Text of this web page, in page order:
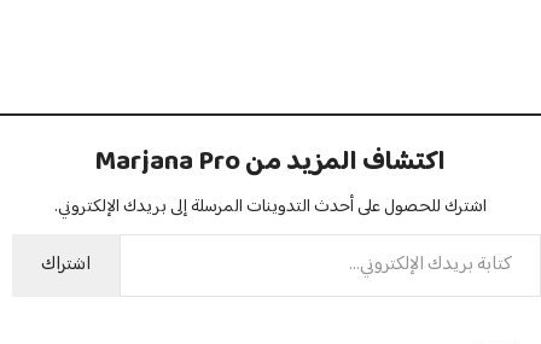
اكتشاف المزيد من Marjana Pro
اشترك للحصول على أحدث التدوينات المرسلة إلى بريدك الإلكتروني.
اشتراك